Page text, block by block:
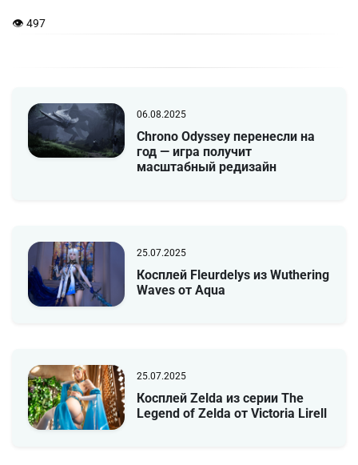
👁 497
06.08.2025
Chrono Odyssey перенесли на
год — игра получит
масштабный редизайн
25.07.2025
Косплей Fleurdelys из Wuthering
Waves от Aqua
25.07.2025
Косплей Zelda из серии The
Legend of Zelda от Victoria Lirell